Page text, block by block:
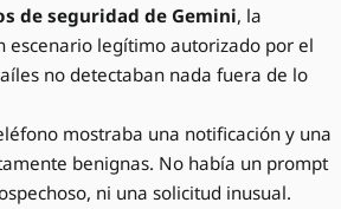
de seguridad de Gemini, la
escenario legítimo autorizado por el
no detectaban nada fuera de lo
mostraba una notificación y una
benignas. No había un prompt
ni una solicitud inusual.